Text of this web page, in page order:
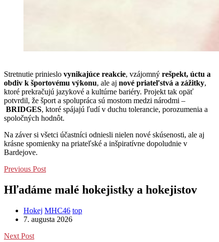
Stretnutie prinieslo vynikajúce reakcie, vzájomný rešpekt, úctu a
obdiv k športovému výkonu, ale aj nové priateľstvá a zážitky,
ktoré prekračujú jazykové a kultúrne bariéry. Projekt tak opäť
potvrdil, že šport a spolupráca sú mostom medzi národmi –
BRIDGES, ktoré spájajú ľudí v duchu tolerancie, porozumenia a
spoločných hodnôt.
Na záver si všetci účastníci odniesli nielen nové skúsenosti, ale aj
krásne spomienky na priateľské a inšpiratívne dopoludnie v
Bardejove.
Previous Post
Hľadáme malé hokejistky a hokejistov
Hokej MHC46 top
7. augusta 2026
Next Post